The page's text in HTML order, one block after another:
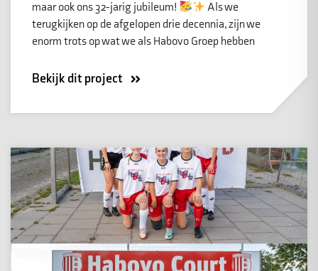
maar ook ons 32-jarig jubileum!
Als we
terugkijken op de afgelopen drie decennia, zijn we
enorm trots op wat we als Habovo Groep hebben
Bekijk dit project